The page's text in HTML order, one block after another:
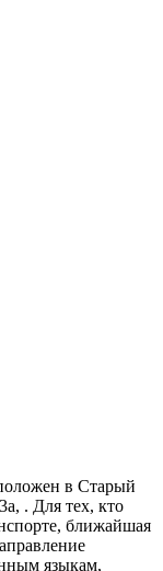
в Старый
. Для тех, кто
ближайшая
языкам,